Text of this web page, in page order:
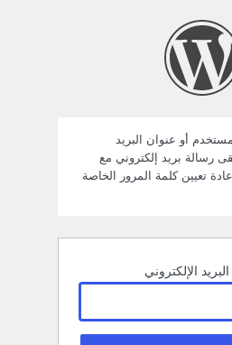
أو عنوان البريد
رسالة بريد إلكتروني مع
تعيين كلمة المرور الخاصة
الإلكتروني